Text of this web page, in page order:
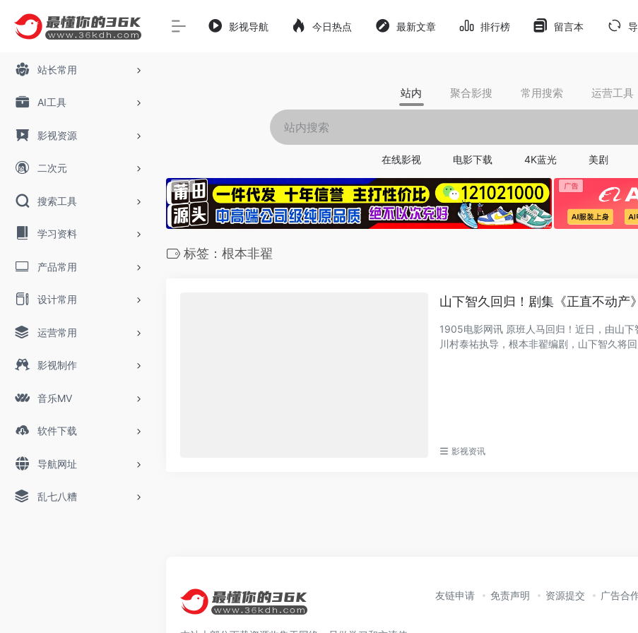
站长常用
AI工具
影视资源
二次元
搜索工具
学习资料
产品常用
设计常用
运营常用
影视制作
音乐MV
软件下载
导航网址
乱七八糟
影视导航 今日热点 最新文章 排行榜 留言本
站内 聚合影搜 常用搜索 运营工具
在线影视 电影下载 4K蓝光 美剧
标签：根本非翟
山下智久回归！剧集《正直不动产
1905电影网讯 原班人马回归！近日，由山下
川村泰祐执导，根本非翟编剧，山下智久将
影视资讯
友链申请 免责声明 资源提交 广告合